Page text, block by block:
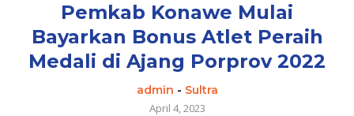
Pemkab Konawe Mulai
Bayarkan Bonus Atlet Peraih
Medali di Ajang Porprov 2022
admin - Sultra
April 4, 2023